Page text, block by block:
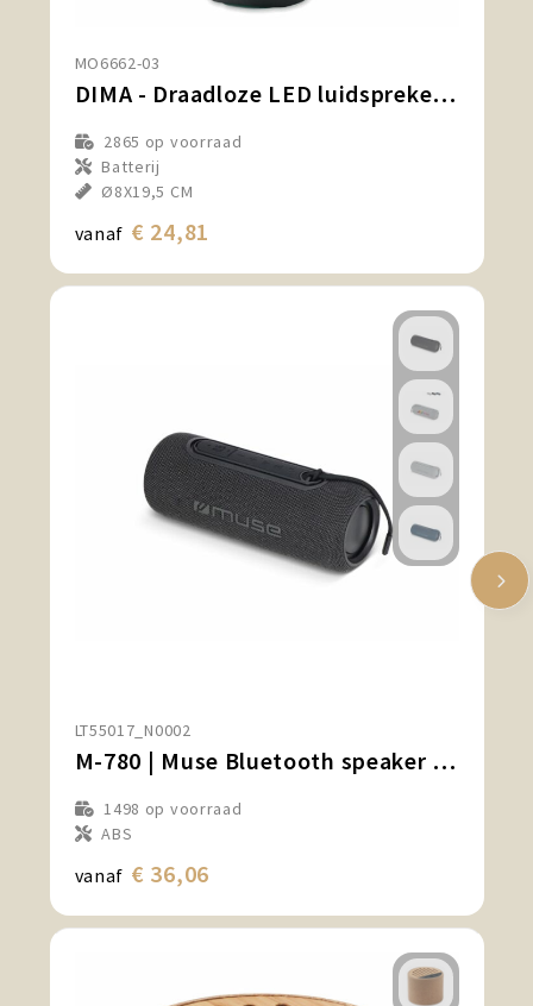
MO6662-03
DIMA - Draadloze LED luidspreker IPX4
2865 op voorraad
Batterij
Ø8X19,5 CM
vanaf € 24,81
LT55017_N0002
M-780 | Muse Bluetooth speaker 20W
1498 op voorraad
ABS
vanaf € 36,06